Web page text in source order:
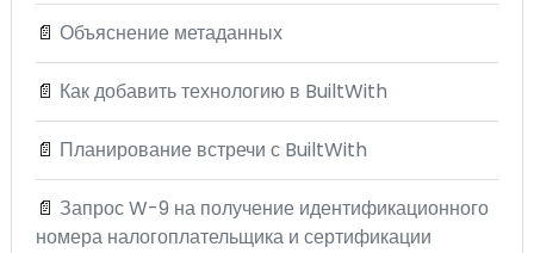
📄 Объяснение метаданных
📄 Как добавить технологию в BuiltWith
📄 Планирование встречи с BuiltWith
📄 Запрос W-9 на получение идентификационного
номера налогоплательщика и сертификации